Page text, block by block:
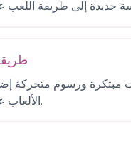
مبتكرة ورسوم متحركة
الألعاب على لعبة سبنكي.